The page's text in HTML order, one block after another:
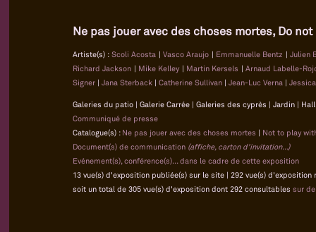
Ne pas jouer avec des choses mortes, Do
Artiste(s) : Scoli Acosta | Vasco Araujo | Emmanuelle Bentz |Julien
Richard Jackson | Mike Kelley | Martin Kersels |Arnaud Labelle-
Signer | Jana Sterback | Catherine Sullivan | Jean-Luc Verna |
Galeries du patio | Galerie Carrée | Galeries des cyprès | Jardin |
Communiqué de presse
Catalogue(s) : Ne pas jouer avec des choses mortes | Not to play
Document(s) de communication (affiche, carton d'invitation...)
Evénement(s), conférence(s)... dans le cadre de cette exposition
13 vue(s) d'exposition publiée(s) sur le site | 292 vue(s) d'exposition
soit un total de 305 vue(s) d'exposition dont 292 consultables sur